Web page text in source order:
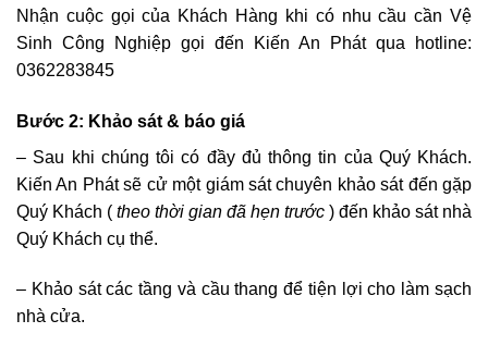
Nhận cuộc gọi của Khách Hàng khi có nhu cầu cần Vệ
Sinh Công Nghiệp gọi đến
Kiến An Phátqua hotline:
0362283845
Bước 2: Khảo sát & báo giá
– Sau khi chúng tôi có đầy đủ thông tin của Quý Khách.
Kiến An Phátsẽ cử một giám sát chuyên khảo sát đến gặp
Quý Khách ( theo thời gian đã hẹn trước ) đến khảo sát nhà
Quý Khách cụ thể.
– Khảo sát các tầng và cầu thang để tiện lợi cho làm sạch
nhà cửa.